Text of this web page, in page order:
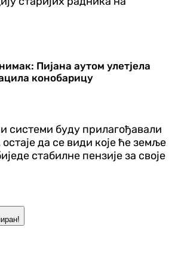
Пијана аутом улетјела
конобарицу
системи буду прилагођавали
да се види које ће земље
стабилне пензије за своје